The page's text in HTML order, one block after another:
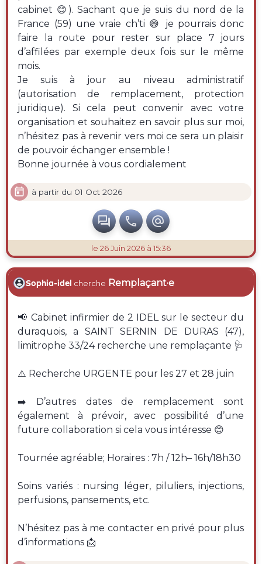
cabinet 😊). Sachant que je suis du nord de la
France (59) une vraie ch’ti 😅 je pourrais donc
faire la route pour rester sur place 7 jours
d’affilées par exemple deux fois sur le même
mois.
Je suis à jour au niveau administratif
(autorisation de remplacement, protection
juridique). Si cela peut convenir avec votre
organisation et souhaitez en savoir plus sur moi,
n’hésitez pas à revenir vers moi ce sera un plaisir
de pouvoir échanger ensemble !
Bonne journée à vous cordialement
 à partir du 01 Oct 2026
  
le 26 Juin 2026 à 15:36
Sophia-idel cherche Remplaçant·e
📢 Cabinet infirmier de 2 IDEL sur le secteur du
duraquois, a SAINT SERNIN DE DURAS (47),
limitrophe 33/24 recherche une remplaçante 🩺
⚠️ Recherche URGENTE pour les 27 et 28 juin
➡️ D’autres dates de remplacement sont
également à prévoir, avec possibilité d’une
future collaboration si cela vous intéresse 😊
Tournée agréable; Horaires : 7h / 12h– 16h/18h30
Soins variés : nursing léger, piluliers, injections,
perfusions, pansements, etc.
N’hésitez pas à me contacter en privé pour plus
d’informations 📩